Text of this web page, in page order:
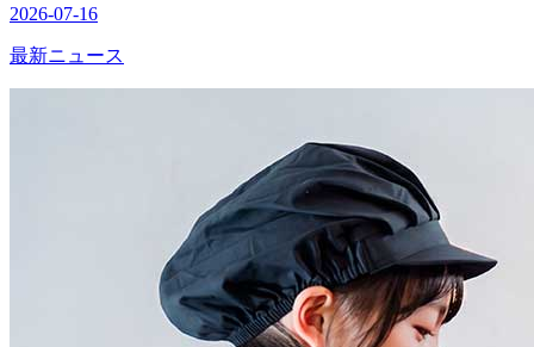
2026-07-16
最新ニュース